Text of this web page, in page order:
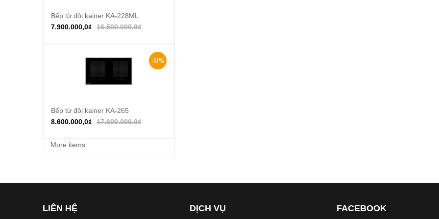
Thêm vào giỏ hàng
Bếp từ đôi kainer KA-228ML
16.500.000,0₫
7.900.000,0₫
-51%
Thêm vào giỏ hàng
Bếp từ đôi kainer KA-265
17.600.000,0₫
8.600.000,0₫
More items
LIÊN HỆ DỊCH VỤ FACEBOOK